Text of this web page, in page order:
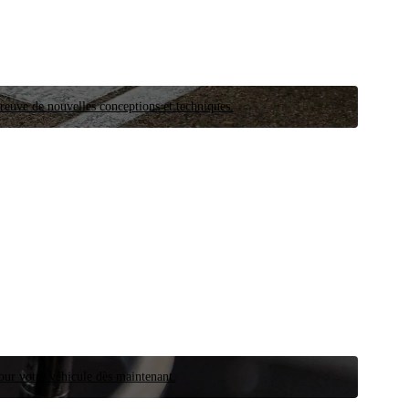
de nouvelles conceptions et techniques.
votre véhicule dès maintenant.